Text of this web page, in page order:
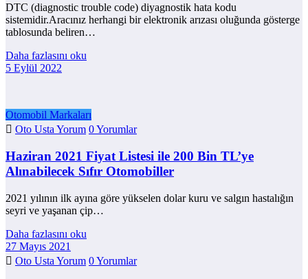
DTC (diagnostic trouble code) diyagnostik hata kodu
sistemidir.Aracınız herhangi bir elektronik arızası oluğunda gösterge
tablosunda beliren…
Daha fazlasını oku
5 Eylül 2022
Otomobil Markaları
Oto Usta Yorum 0 Yorumlar
Haziran 2021 Fiyat Listesi ile 200 Bin TL’ye
Alınabilecek Sıfır Otomobiller
2021 yılının ilk ayına göre yükselen dolar kuru ve salgın hastalığın
seyri ve yaşanan çip…
Daha fazlasını oku
27 Mayıs 2021
Oto Usta Yorum 0 Yorumlar